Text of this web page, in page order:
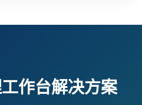
作台解决方案